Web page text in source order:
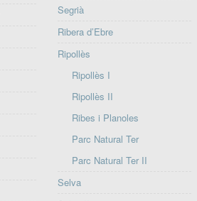
Segrià
Ribera d’Ebre
Ripollès
Ripollès I
Ripollès II
Ribes i Planoles
Parc Natural Ter
Parc Natural Ter II
Selva